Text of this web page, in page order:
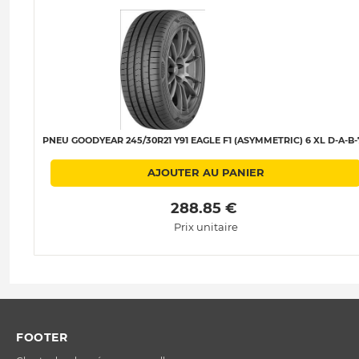
PNEU GOODYEAR 245/30R21 Y91 EAGLE F1 (ASYMMETRIC) 6 XL D-A-
AJOUTER AU PANIER
288.85 €
Prix unitaire
FOOTER